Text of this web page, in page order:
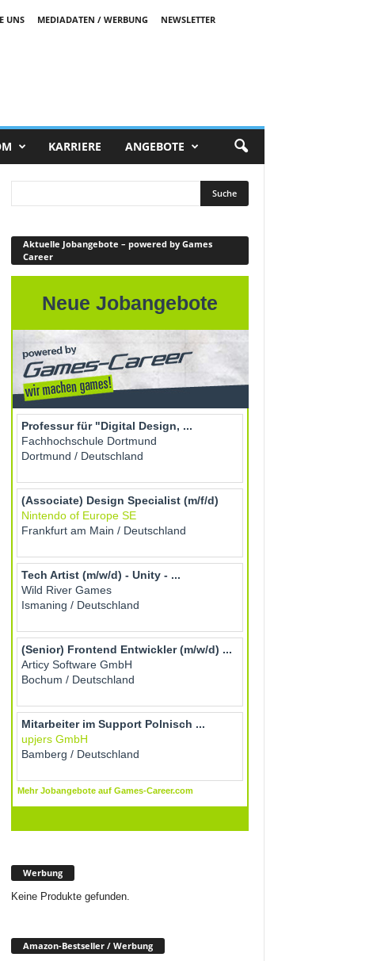
UNS MEDIADATEN / WERBUNG
NEWSLETTER
KARRIERE ANGEBOTE
Aktuelle Jobangebote – powered by Games
Career
Werbung
Keine Produkte gefunden.
Amazon-Bestseller / Werbung